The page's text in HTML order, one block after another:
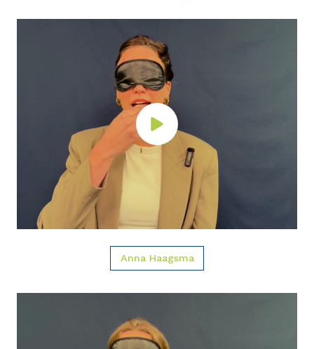
Anna Haagsma